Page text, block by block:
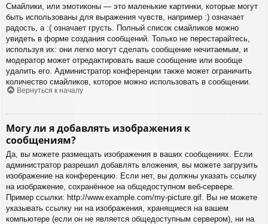
Смайлики, или эмотиконы — это маленькие картинки, которые могут
быть использованы для выражения чувств, например :) означает
радость, а :( означает грусть. Полный список смайликов можно
увидеть в форме создания сообщений. Только не перестарайтесь,
используя их: они легко могут сделать сообщение нечитаемым, и
модератор может отредактировать ваше сообщение или вообще
удалить его. Администратор конференции также может ограничить
количество смайликов, которое можно использовать в сообщении.
Вернуться к началу
Могу ли я добавлять изображения к
сообщениям?
Да, вы можете размещать изображения в ваших сообщениях. Если
администратор разрешил добавлять вложения, вы можете загрузить
изображение на конференцию. Если нет, вы должны указать ссылку
на изображение, сохранённое на общедоступном веб-сервере.
Пример ссылки: http://www.example.com/my-picture.gif. Вы не можете
указывать ссылку ни на изображения, хранящиеся на вашем
компьютере (если он не является общедоступным сервером), ни на